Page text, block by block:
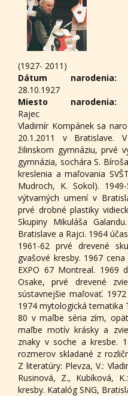
(1927- 2011)
Dátum narodenia:
28.10.1927
Miesto narodenia:
Rajec
Vladimír Kompánek sa
20.1.2011 v Bratislave.
žilinskom gymnáziu, prvé
gymnázia, sochára S.
kreslenia a maľovania
Mudroch, K. Sokol).
výtvarných umení v
prvé drobné plastiky
Skupiny Mikuláša
Bratislave a Rajci. 1964
1961-62 prvé drevené
gvašové kresby. 1967
EXPO 67 Montreal. 1969
Osake, prvé drevené
sústavnejšie maľovať.
1974 mytologická tematika
80 v maľbe séria zím,
maľbe motív krásky a
znaky v soche a kresbe.
rozmerov skladané z
Z literatúry: Plevza, V.:
Rusinová, Z., Kubíková,
kresby. Katalóg SNG,